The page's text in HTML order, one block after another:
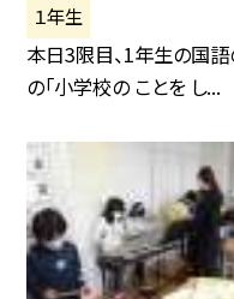
１年生
本日3限目、1年生の国語
の「小学校の ことを し...